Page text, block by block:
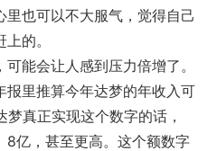
也可以不大服气，觉得自己
的。
能会让人感到压力倍增了。
报里推算今年达梦的年收入可
真正实现这个数字的话，
8亿，甚至更高。这个额数字